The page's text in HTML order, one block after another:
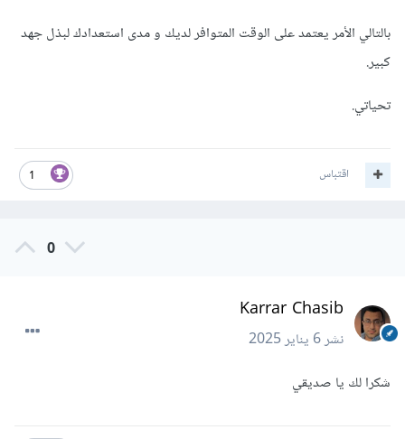
بالتالي الأمر يعتمد على الوقت المتوافر لديك و مدى استعدادك لبذل جهد
كبير.
تحياتي.
1 اقتباس
0
Karrar Chasib
نشر6 يناير 2025
شكرا لك يا صديقي